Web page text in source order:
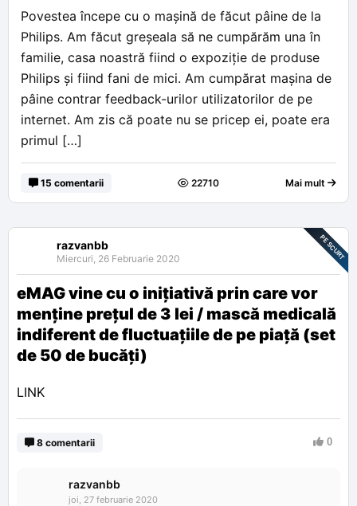
Povestea începe cu o mașină de făcut pâine de la
Philips. Am făcut greșeala să ne cumpărăm una în
familie, casa noastră fiind o expoziție de produse
Philips și fiind fani de mici. Am cumpărat mașina de
pâine contrar feedback-urilor utilizatorilor de pe
internet. Am zis că poate nu se pricep ei, poate era
primul […]
15 comentarii 22710 Mai mult
razvanbb
Miercuri, 26 Februarie 2020 PE SCURT
eMAG vine cu o inițiativă prin care vor
menține prețul de 3 lei / mască medicală
indiferent de fluctuațiile de pe piață (set
de 50 de bucăți)
LINK
8 comentarii 0
razvanbb
joi, 27 februarie 2020